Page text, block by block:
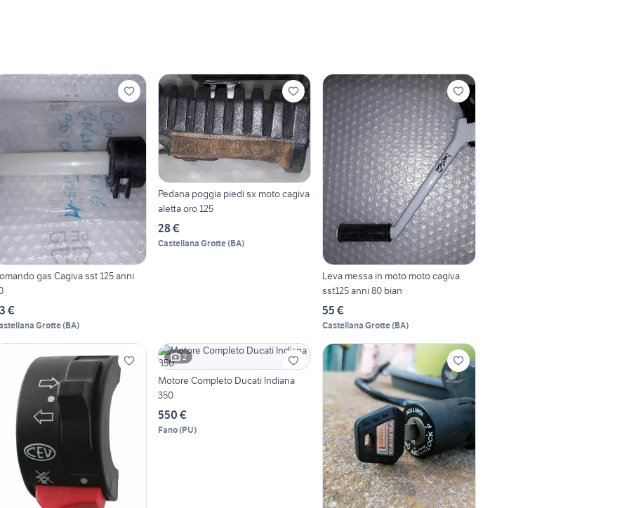
gas Cagiva sst 125 anni
€
Grotte(BA)
Pedana poggia piedi sx moto cagiva
aletta oro 125
28 €
Castellana Grotte(BA)
Leva messa in moto moto cagiva
sst125 anni 80 bian
55 €
Castellana Grotte(BA)
2
Motore Completo Ducati Indiana
350
550 €
Fano(PU)